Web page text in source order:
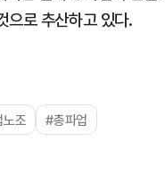
으로 추산하고 있다.
조 #총파업